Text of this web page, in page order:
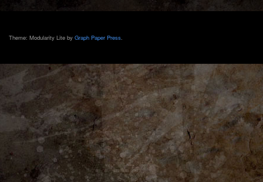
Theme: Modularity Lite by Graph Paper Press.